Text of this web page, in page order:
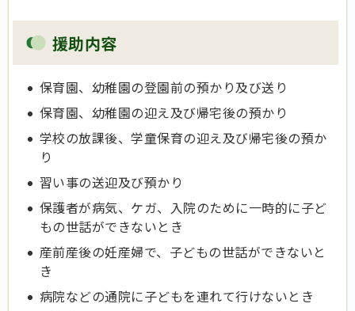
援助内容
保育園、幼稚園の登園前の預かり及び送り
保育園、幼稚園の迎え及び帰宅後の預かり
学校の放課後、学童保育の迎え及び帰宅後の預か
り
習い事の送迎及び預かり
保護者が病気、ケガ、入院のために一時的に子ど
もの世話ができないとき
産前産後の妊産婦で、子どもの世話ができないと
き
病院などの通院に子どもを連れて行けないとき